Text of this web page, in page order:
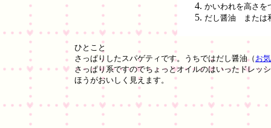
かいわれを高さを
だし醤油 または
ひとこと
さっぱりしたスパゲティです。うちではだし醤油（ お
さっぱり系ですのでちょっとオイルのはいったドレッ
ほうがおいしく見えます。